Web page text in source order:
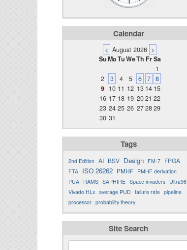
Calendar
< August 2026 >
SuMoTuWeTh FrSa
1
2
3 4 5 6 7 8
9 10 11 12 13 14 15
16 17 18 19 2021 22
23 24 25 26 272829
30 31
Tags
2nd Edition AI BSV Design FM-7 FPGA
FTA ISO 26262 PMHF PMHF derivation
PUA RAMS SAPHIRE Space invaders Ultra96
Vivado HLx average PUD failure rate pipeline
processor probability theory
Site Search